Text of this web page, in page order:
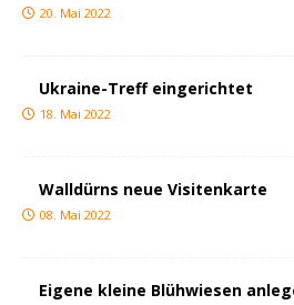
20. Mai 2022
Ukraine-Treff eingerichtet
18. Mai 2022
Walldürns neue Visitenkarte
08. Mai 2022
Eigene kleine Blühwiesen